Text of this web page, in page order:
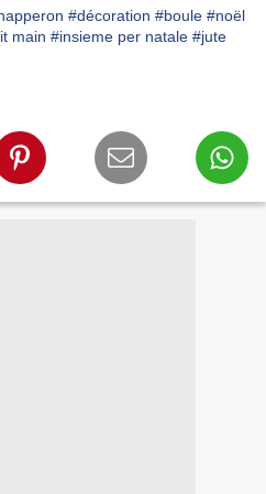
#décoration #boule #noël
main #insieme per natale #jute